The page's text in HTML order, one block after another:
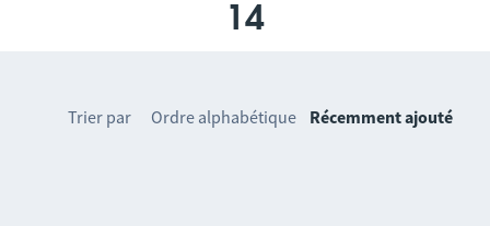
14
Trier par Ordre alphabétique Récemment ajouté